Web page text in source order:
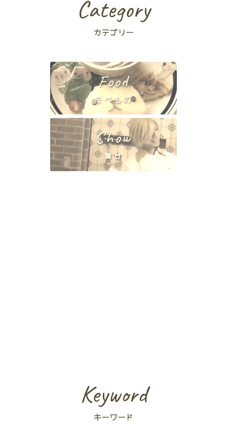
Category
カテゴリー
Food
たべもの
Show
舞台
Keyword
キーワード